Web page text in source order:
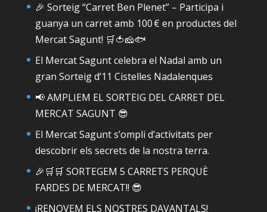
🎉 Sorteig “Carret Ben Plenet” – Participa i
guanya un carret amb 100 € en productes del
Mercat Sagunt! 🛒🍅🧀🐟
El Mercat Sagunt celebra el Nadal amb un
gran Sorteig d’11 Cistelles Nadalenques
📢 AMPLIEM EL SORTEIG DEL CARRET DEL
MERCAT SAGUNT 😎
El Mercat Sagunt s’ompli d’activitats per
descobrir els secrets de la nostra terra.
🎉🛒🛒 SORTEGEM 5 CARRETS PERQUÈ
FARDES DE MERCAT!! 😎
¡RENOVEM ELS NOSTRES DAVANTALS!